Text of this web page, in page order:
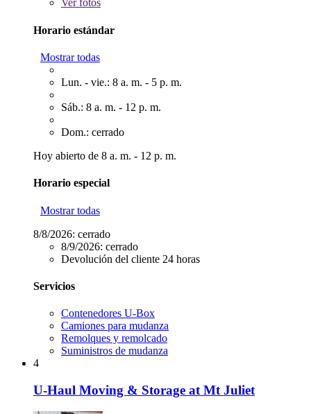
Verfotos
Horario estándar
Mostrar todas
Lun. - vie.: 8 a. m. - 5 p. m.
Sáb.: 8 a. m. - 12 p. m.
Dom.: cerrado
Hoy abierto de 8 a. m. - 12 p. m.
Horario especial
Mostrar todas
8/8/2026: cerrado
8/9/2026: cerrado
Devolución del cliente 24 horas
Servicios
Contenedores U-Box
Camiones para mudanza
Remolques y remolcado
Suministros de mudanza
4
U-Haul Moving & Storage at Mt Juliet